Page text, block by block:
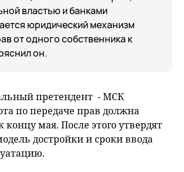
властью и банками
юридический механизм
от одного собственника к
он.
претендент - МСК
по передаче прав должна
концу мая. После этого утвердят
достройки и сроки ввода